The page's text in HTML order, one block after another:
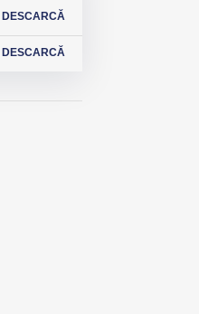
DESCARCĂ
DESCARCĂ